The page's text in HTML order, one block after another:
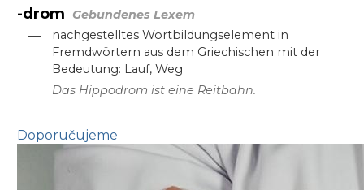
-drom Gebundenes Lexem
—
nachgestelltes Wortbildungselement in
Fremdwörtern aus dem Griechischen mit der
Bedeutung: Lauf, Weg
Das Hippodrom ist eine Reitbahn.
Doporučujeme